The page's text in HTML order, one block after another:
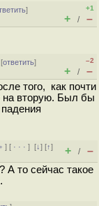
]
+1
+ / –
ответить]
–2
+ / –
того, как почти
на вторую. Был бы
] [ · · ·][↓] [↑]
+ / –
А то сейчас такое